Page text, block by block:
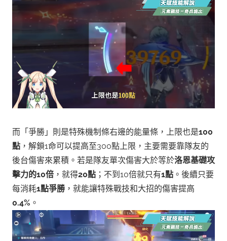
而「爭勝」則是特殊機制條右邊的能量條，上限也是100
點 ，解鎖1命可以提高至300點上限，主要需要靠隊友的
後台傷害來累積。 若是隊友單次傷害大於等於洛恩基礎攻
擊力的10倍 ，就得20點 ；不到10倍就只有1點 。後續只要
每消耗1點爭勝，就能讓特殊戰技和大招的傷害提高
0.4% 。